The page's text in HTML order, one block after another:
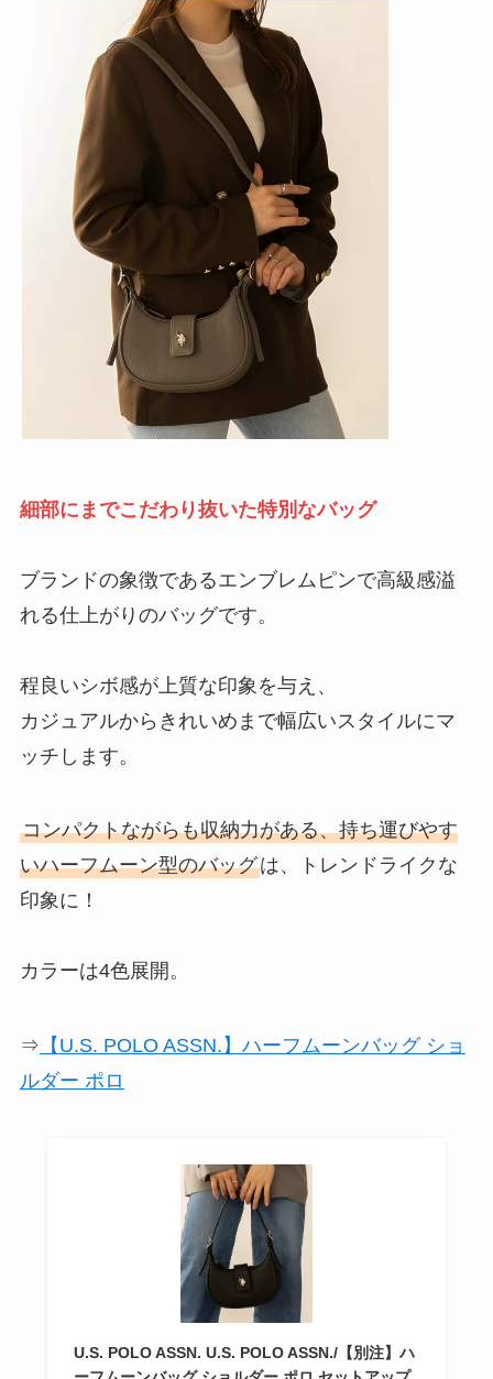
細部にまでこだわり抜いた特別なバッグ
ブランドの象徴であるエンブレムピンで高級感溢
れる仕上がりのバッグです。
程良いシボ感が上質な印象を与え、
カジュアルからきれいめまで幅広いスタイルにマ
ッチします。
コンパクトながらも収納力がある、持ち運びやす
いハーフムーン型のバッグは、トレンドライクな
印象に！
カラーは4色展開。
⇒ 【U.S. POLO ASSN.】ハーフムーンバッグ ショ
ルダー ポロ
U.S. POLO ASSN. U.S. POLO ASSN./【別注】ハ